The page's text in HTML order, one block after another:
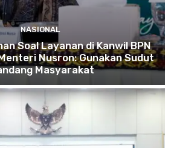
NASIONAL
Soal Layanan di Kanwil BPN
Nusron: Gunakan Sudut
Masyarakat